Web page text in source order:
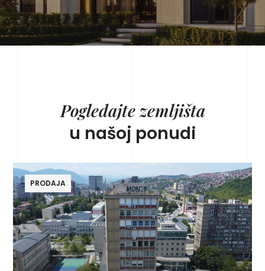
Pogledajte zemljišta
u našoj ponudi
PRODAJA